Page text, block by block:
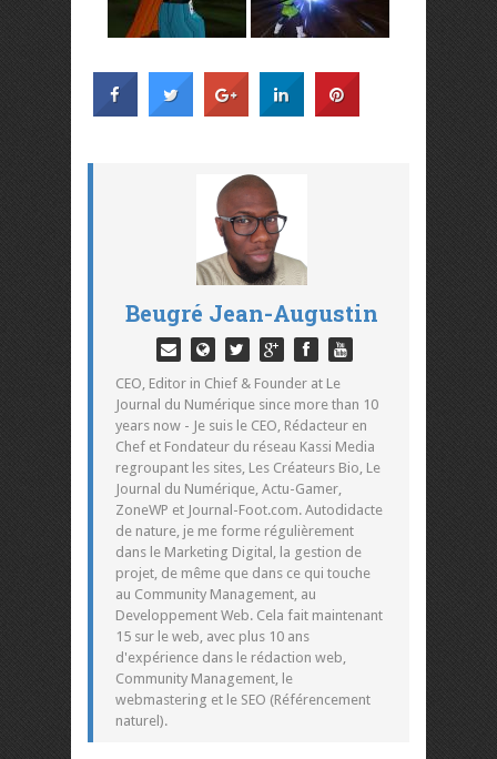
Beugré Jean-Augustin
CEO, Editor in Chief & Founder at Le
Journal du Numérique since more than 10
years now - Je suis le CEO, Rédacteur en
Chef et Fondateur du réseau Kassi Media
regroupant les sites, Les Créateurs Bio, Le
Journal du Numérique, Actu-Gamer,
ZoneWP et Journal-Foot.com. Autodidacte
de nature, je me forme régulièrement
dans le Marketing Digital, la gestion de
projet, de même que dans ce qui touche
au Community Management, au
Developpement Web. Cela fait maintenant
15 sur le web, avec plus 10 ans
d'expérience dans le rédaction web,
Community Management, le
webmastering et le SEO (Référencement
naturel).